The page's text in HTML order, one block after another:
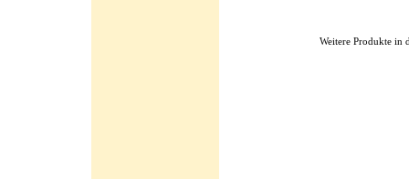
Weitere Produkte in